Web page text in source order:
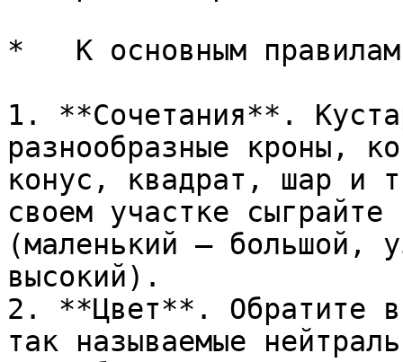
*   К основным
1. **Сочетания**.
разнообразные кроны,
конус, квадрат, шар и
своем участке
(маленький – большой,
высокий).
2. **Цвет**. Обратите
так называемые